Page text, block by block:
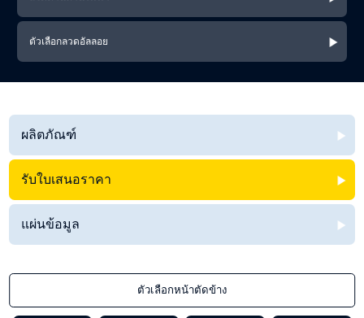
ตัวเลือกลวดอัลลอย
ผลิตภัณฑ์
รับใบเสนอราคา
แผ่นข้อมูล
ตัวเลือกหน้าตัดข้าง